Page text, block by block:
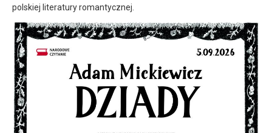
polskiej literatury romantycznej.